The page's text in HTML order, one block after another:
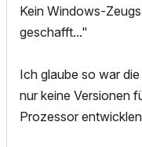
Kein Windows-
geschafft..."
Ich glaube so war
nur keine Versionen
Prozessor